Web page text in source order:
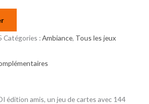
Catégories :Ambiance, Tous les jeux
édition amis, un jeu de cartes avec 144